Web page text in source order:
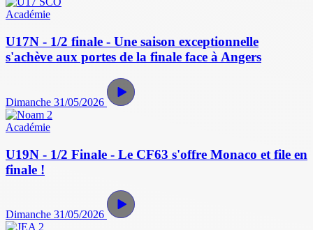
Académie
U17N - 1/2 finale - Une saison exceptionnelle
s'achève aux portes de la finale face à Angers
Dimanche 31/05/2026
Académie
U19N - 1/2 Finale - Le CF63 s'offre Monaco et file en
finale !
Dimanche 31/05/2026